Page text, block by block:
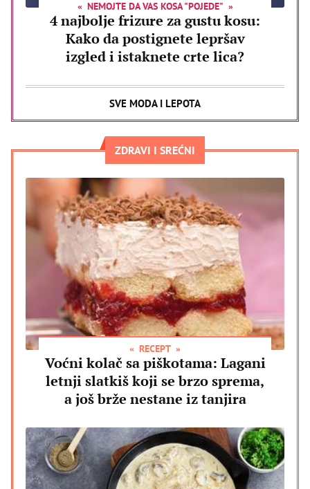
NEMOJTE DA VAS KOSA "POJEDE"
4 najbolje frizure za gustu kosu:
Kako da postignete lepršav
izgled i istaknete crte lica?
SVE MODA I LEPOTA
ZDRAVI I SREĆNI
RECEPT
Voćni kolač sa piškotama: Lagani
letnji slatkiš koji se brzo sprema,
a još brže nestane iz tanjira